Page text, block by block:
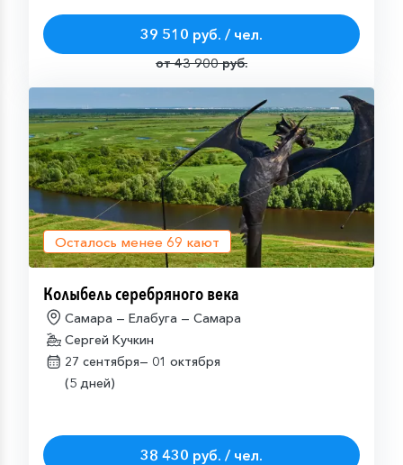
39 510 руб. / чел.
от 43 900 руб.
Осталось менее 69 кают
Колыбель серебряного века
Самара — Елабуга — Самара
Сергей Кучкин
27 сентября— 01 октября
(5 дней)
38 430 руб. / чел.